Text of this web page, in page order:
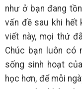
như ở bạn đang
vấn đề sau khi hết
viết này, mọi thứ
Chúc bạn luôn có
sống sinh hoạt
học hơn, để mỗi